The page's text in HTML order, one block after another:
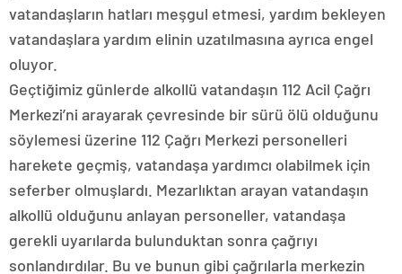
vatandaşların hatları meşgul etmesi, yardım bekleyen
vatandaşlara yardım elinin uzatılmasına ayrıca engel
oluyor.
Geçtiğimiz günlerde alkollü vatandaşın 112 Acil Çağrı
Merkezi’ni arayarak çevresinde bir sürü ölü olduğunu
söylemesi üzerine 112 Çağrı Merkezi personelleri
harekete geçmiş, vatandaşa yardımcı olabilmek için
seferber olmuşlardı. Mezarlıktan arayan vatandaşın
alkollü olduğunu anlayan personeller, vatandaşa
gerekli uyarılarda bulunduktan sonra çağrıyı
sonlandırdılar. Bu ve bunun gibi çağrılarla merkezin